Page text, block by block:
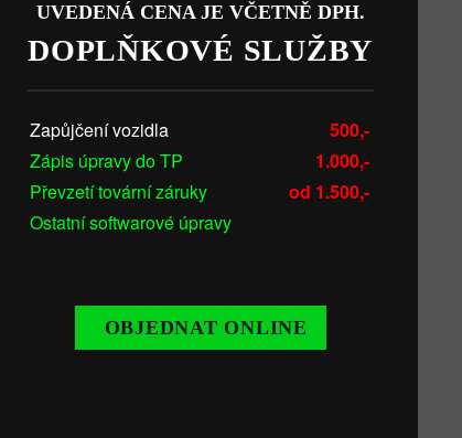
UVEDENÁ CENA JE VČETNĚ DPH.
DOPLŇKOVÉ SLUŽBY
Zapůjčení vozidla
500,-
Zápis úpravy do TP
1.000,-
Převzetí tovární záruky
od 1.500,-
Ostatní softwarové úpravy
OBJEDNAT ONLINE